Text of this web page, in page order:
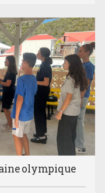
olympique